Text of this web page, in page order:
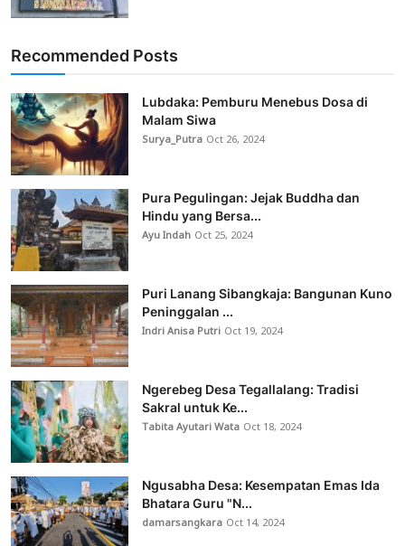
Recommended Posts
Lubdaka: Pemburu Menebus Dosa di
Malam Siwa
Surya_Putra Oct 26, 2024
Pura Pegulingan: Jejak Buddha dan
Hindu yang Bersa...
Ayu Indah Oct 25, 2024
Puri Lanang Sibangkaja: Bangunan Kuno
Peninggalan ...
Indri Anisa Putri Oct 19, 2024
Ngerebeg Desa Tegallalang: Tradisi
Sakral untuk Ke...
Tabita Ayutari Wata Oct 18, 2024
Ngusabha Desa: Kesempatan Emas Ida
Bhatara Guru "N...
damarsangkara Oct 14, 2024